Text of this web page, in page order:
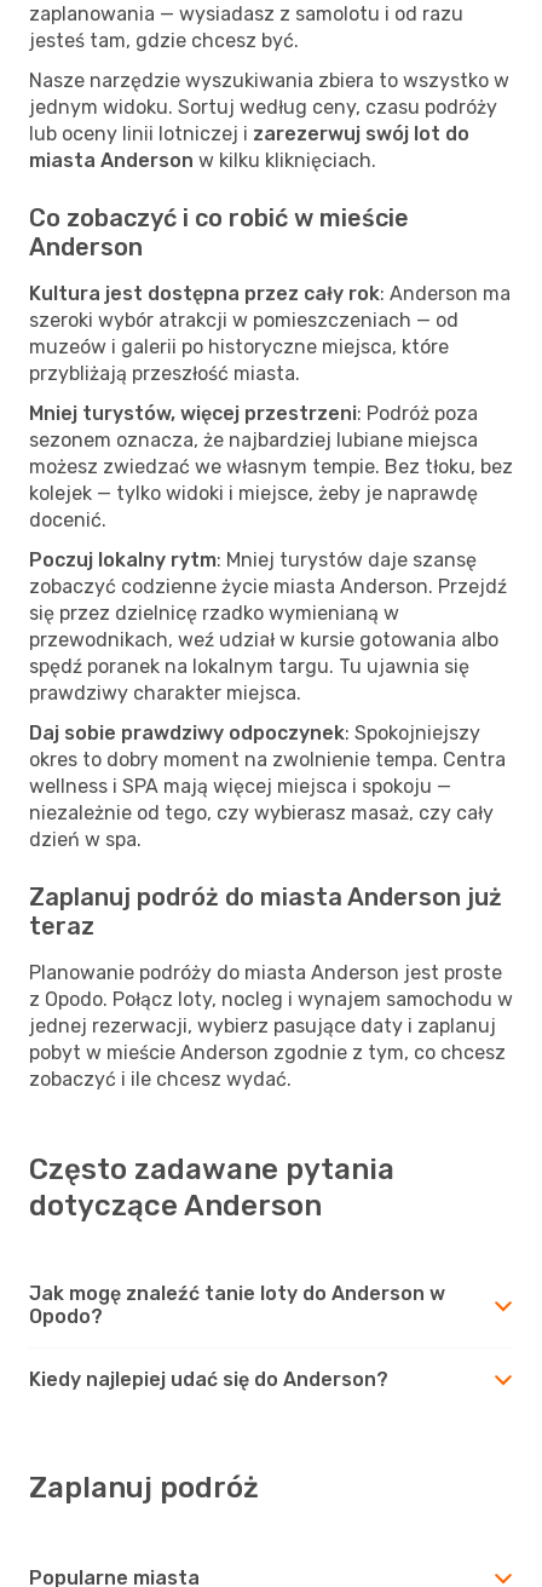
zaplanowania — wysiadasz z samolotu i od razu
jesteś tam, gdzie chcesz być.
Nasze narzędzie wyszukiwania zbiera to wszystko w
jednym widoku. Sortuj według ceny, czasu podróży
lub oceny linii lotniczej i zarezerwuj swój lot do
miasta Anderson w kilku kliknięciach.
Co zobaczyć i co robić w mieście
Anderson
Kultura jest dostępna przez cały rok: Anderson ma
szeroki wybór atrakcji w pomieszczeniach — od
muzeów i galerii po historyczne miejsca, które
przybliżają przeszłość miasta.
Mniej turystów, więcej przestrzeni: Podróż poza
sezonem oznacza, że najbardziej lubiane miejsca
możesz zwiedzać we własnym tempie. Bez tłoku, bez
kolejek — tylko widoki i miejsce, żeby je naprawdę
docenić.
Poczuj lokalny rytm: Mniej turystów daje szansę
zobaczyć codzienne życie miasta Anderson. Przejdź
się przez dzielnicę rzadko wymienianą w
przewodnikach, weź udział w kursie gotowania albo
spędź poranek na lokalnym targu. Tu ujawnia się
prawdziwy charakter miejsca.
Daj sobie prawdziwy odpoczynek: Spokojniejszy
okres to dobry moment na zwolnienie tempa. Centra
wellness i SPA mają więcej miejsca i spokoju —
niezależnie od tego, czy wybierasz masaż, czy cały
dzień w spa.
Zaplanuj podróż do miasta Anderson już
teraz
Planowanie podróży do miasta Anderson jest proste
z Opodo. Połącz loty, nocleg i wynajem samochodu w
jednej rezerwacji, wybierz pasujące daty i zaplanuj
pobyt w mieście Anderson zgodnie z tym, co chcesz
zobaczyć i ile chcesz wydać.
Często zadawane pytania
dotyczące Anderson
Jak mogę znaleźć tanie loty do Anderson w
Opodo?
Kiedy najlepiej udać się do Anderson?
Zaplanuj podróż
Popularne miasta